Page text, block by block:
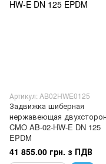
Артикул: AB02HWE0125
Задвижка шиберная
нержавеющая
CMO AB-02-HW-E DN 125
EPDM
41 855.00 грн. з ПДВ